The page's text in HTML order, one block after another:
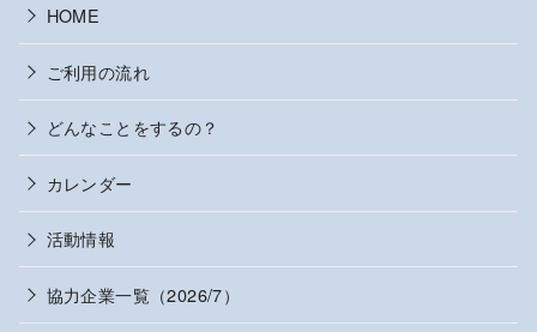
HOME
ご利用の流れ
どんなことをするの？
カレンダー
活動情報
協力企業一覧（2026/7）